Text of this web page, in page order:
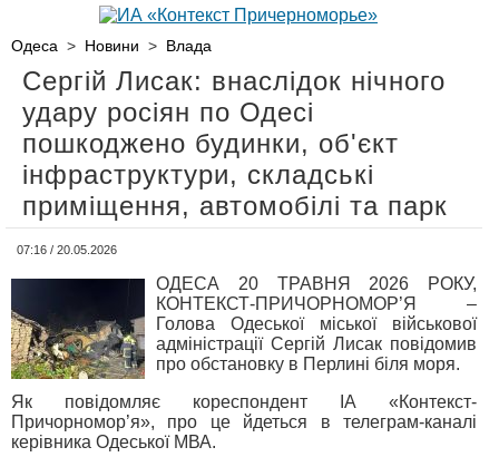
Одеса > Новини > Влада
Сергій Лисак: внаслідок нічного
удару росіян по Одесі
пошкоджено будинки, об'єкт
інфраструктури, складські
приміщення, автомобілі та парк
07:16 / 20.05.2026
ОДЕСА 20 ТРАВНЯ 2026 РОКУ,
КОНТЕКСТ-ПРИЧОРНОМОР’Я –
Голова Одеської міської військової
адміністрації Сергій Лисак повідомив
про обстановку в Перлині біля моря.
Як повідомляє кореспондент ІА «Контекст-
Причорномор’я», про це йдеться в телеграм-каналі
керівника Одеської МВА.